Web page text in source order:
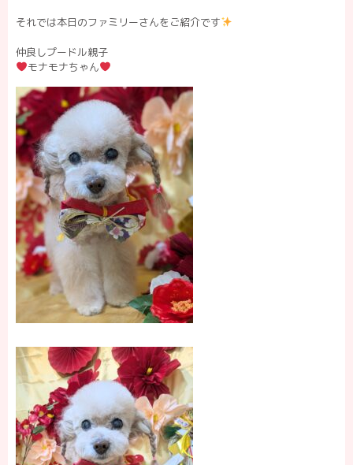
それでは本日のファミリーさんをご紹介です
仲良しプードル親子
モナモナちゃん